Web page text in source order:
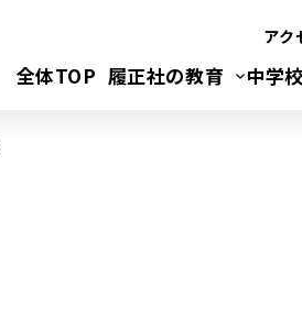
アク
全体TOP 履正社の教育 中学